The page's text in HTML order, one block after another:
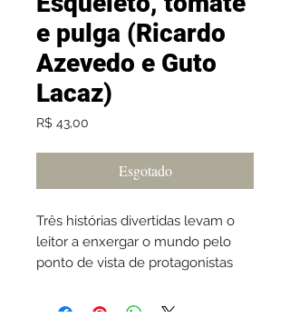
e pulga (Ricardo
Azevedo e Guto
Lacaz)
R$ 43,00
Esgotado
Três histórias divertidas levam o
leitor a enxergar o mundo pelo
ponto de vista de protagonistas
tomate e uma pulga. É um